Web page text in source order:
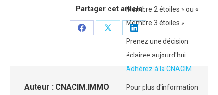
Membre 2 étoiles » ou «
Membre 3 étoiles ».
Prenez une décision
éclairée aujourd'hui :
Adhérez à la CNACIM
Pour plus d'information
Partager cet article
PartagerPartagerPartager
Auteur : CNACIM.IMMO